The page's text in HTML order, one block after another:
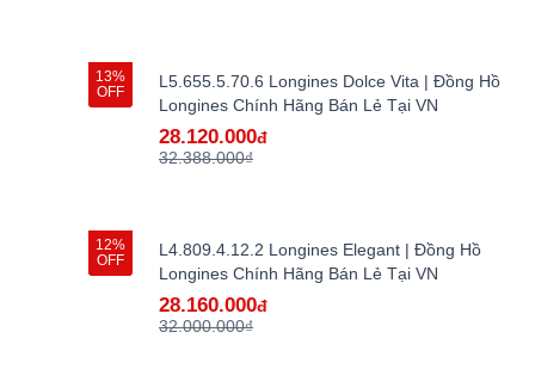
13%
OFF
L5.655.5.70.6 Longines Dolce Vita | Đồng Hồ
Longines Chính Hãng Bán Lẻ Tại VN
28.120.000đ
32.388.000₫
12%
OFF
L4.809.4.12.2 Longines Elegant | Đồng Hồ
Longines Chính Hãng Bán Lẻ Tại VN
28.160.000đ
32.000.000₫